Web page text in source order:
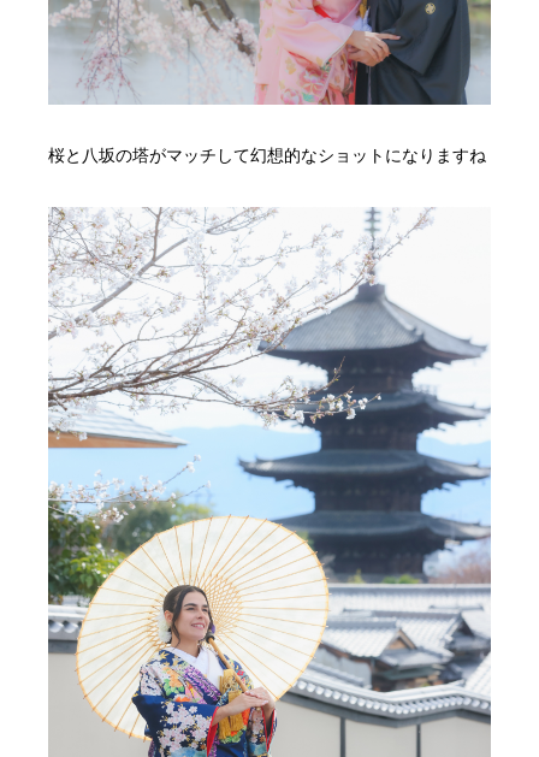
桜と八坂の塔がマッチして幻想的なショットになりますね